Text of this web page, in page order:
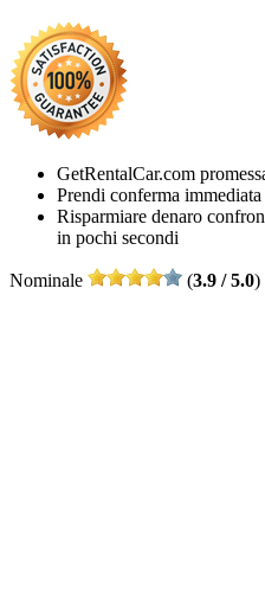
GetRentalCar.com
Prendi conferma
Risparmiare denaro
in pochi secondi
Nominale (3.9 / 5.0)